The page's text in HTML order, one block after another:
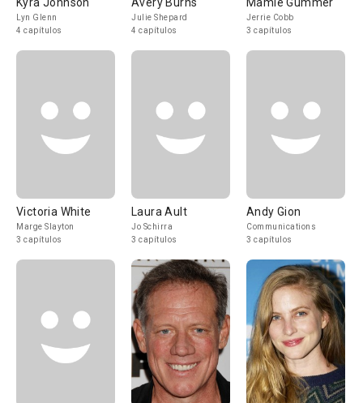
Lyn Glenn
4 capítulos
Julie Shepard
4 capítulos
Jerrie Cobb
3 capítulos
Victoria White
Marge Slayton
3 capítulos
Laura Ault
Jo Schirra
3 capítulos
Andy Gion
Communications
3 capítulos